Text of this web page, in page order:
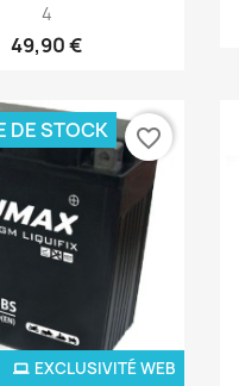
4
49,90 €
EXCLUSIVITÉ WEB
DE STOCK favorite_border